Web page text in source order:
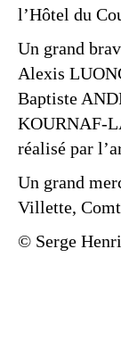
l’Hôtel du
Un grand
Alexis
Baptiste
KOURNAF-
réalisé par
Un grand
Villette,
© Serge